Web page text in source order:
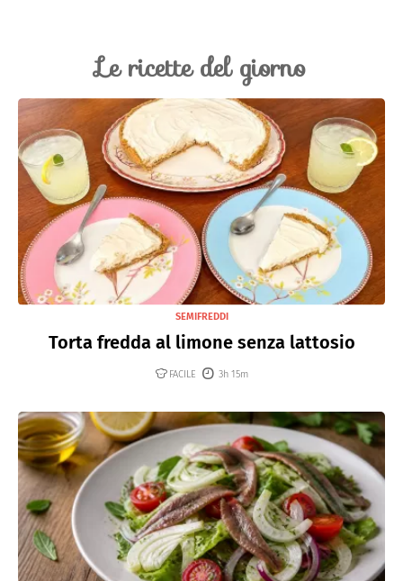
Le ricette del giorno
SEMIFREDDI
Torta fredda al limone senza lattosio
FACILE 3h 15m